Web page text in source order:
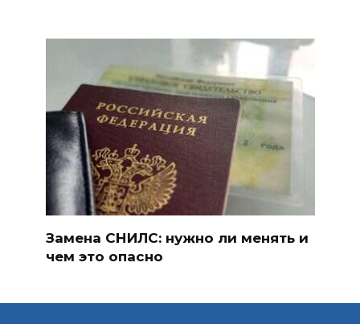
Замена СНИЛС: нужно ли менять и
чем это опасно